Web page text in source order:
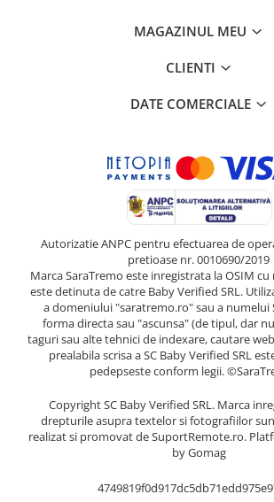
MAGAZINUL MEU
CLIENTI
DATE COMERCIALE
Autorizatie ANPC pentru efectuarea de
pretioase nr. 0010690/2019
Marca SaraTremo este inregistrata la OSIM
este detinuta de catre Baby Verified SRL.
a domeniului "saratremo.ro" sau a numelui
forma directa sau "ascunsa" (de tipul, dar
taguri sau alte tehnici de indexare, cautare
prealabila scrisa a SC Baby Verified SRL
pedepseste conform legii.
Copyright SC Baby Verified SRL. Marca
drepturile asupra textelor si fotografiilor
realizat si promovat de SuportRemote.ro.
by Gomag